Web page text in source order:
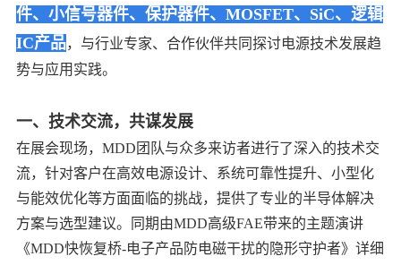
中文 英文
件、小信号器件、保护器件、MOSFET、SiC、逻辑
IC产品，与行业专家、合作伙伴共同探讨电源技术发展趋
势与应用实践。
一、技术交流，共谋发展
在展会现场，MDD团队与众多来访者进行了深入的技术交
流，针对客户在高效电源设计、系统可靠性提升、小型化
与能效优化等方面面临的挑战，提供了专业的半导体解决
方案与选型建议。同期由MDD高级FAE带来的主题演讲
《MDD快恢复桥-电子产品防电磁干扰的隐形守护者》详细